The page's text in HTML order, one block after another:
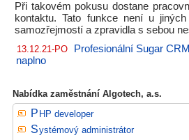
Při takovém pokusu dostane
kontaktu. Tato funkce není u
samozřejmostí a zpravidla s sebou
13.12.21-PO
Profesionální Sugar
naplno
Nabídka zaměstnání Algotech, a.s.
PHP developer
Systémový administrátor